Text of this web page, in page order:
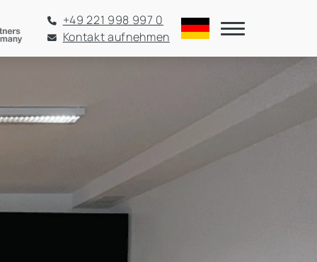
+49 221 998 997 0
Kontakt aufnehmen